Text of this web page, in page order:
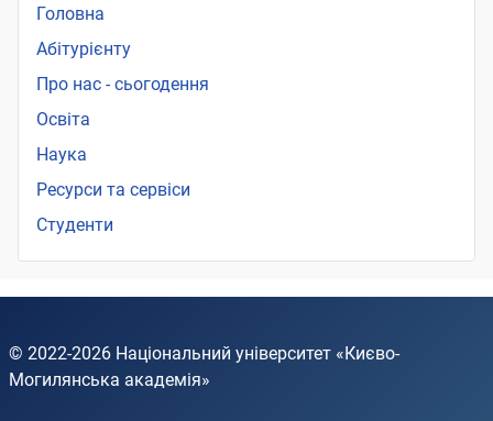
Головна
Абітурієнту
Про нас - сьогодення
Освіта
Наука
Ресурси та сервіси
Студенти
© 2022-2026 Національний університет «Києво-
Могилянська академія»